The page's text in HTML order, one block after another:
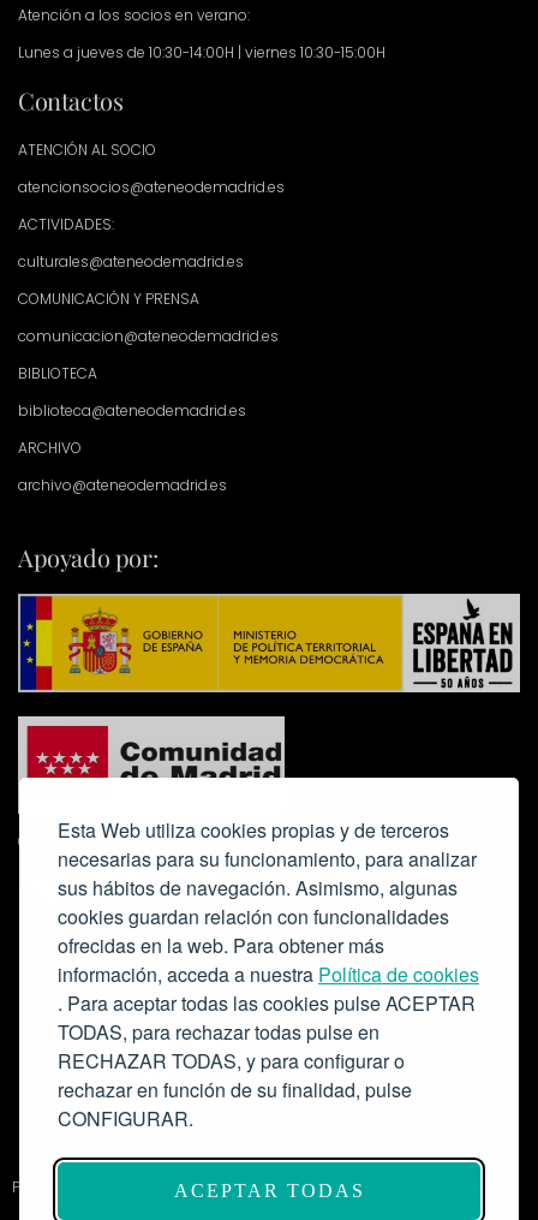
Esta Web utiliza cookies propias y de terceros
necesarias para su funcionamiento, para analizar
sus hábitos de navegación. Asimismo, algunas
cookies guardan relación con funcionalidades
ofrecidas en la web. Para obtener más
información, acceda a nuestra Política de cookies
. Para aceptar todas las cookies pulse ACEPTAR
TODAS, para rechazar todas pulse en
RECHAZAR TODAS, y para configurar o
rechazar en función de su finalidad, pulse
CONFIGURAR.
ACEPTAR TODAS
Atención a los socios en verano:
Lunes a jueves de 10:30-14:00H | viernes 10:30-15:00H
Contactos
ATENCIÓN AL SOCIO
atencionsocios@ateneodemadrid.es
ACTIVIDADES:
culturales@ateneodemadrid.es
COMUNICACIÓN Y PRENSA
comunicacion@ateneodemadrid.es
BIBLIOTECA
biblioteca@ateneodemadrid.es
ARCHIVO
archivo@ateneodemadrid.es
Apoyado por:
Colabora:
Proyecto de modernización de infraestructuras y digitalización del
Salón de Actos del Ateneo de Madrid como espacio escénico-musical.